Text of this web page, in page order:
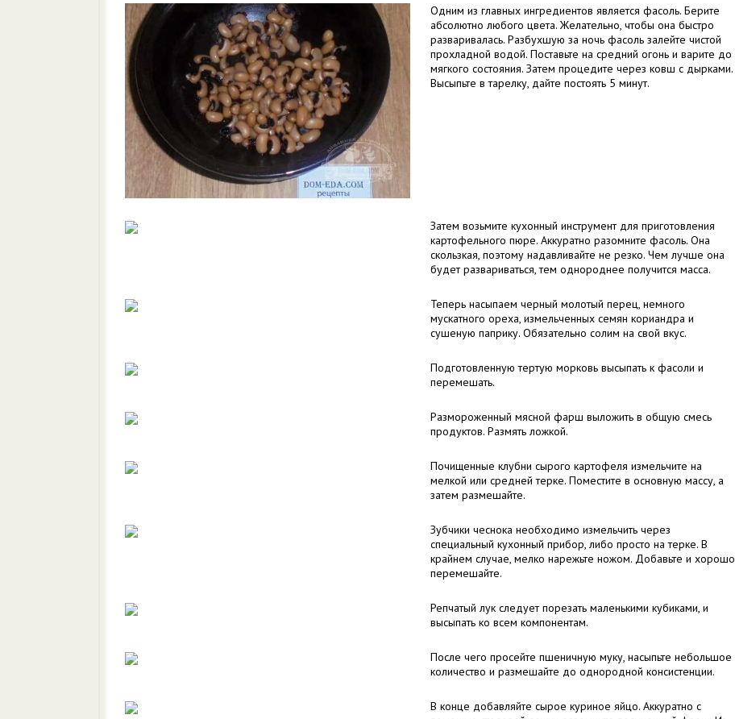
Одним из главных ингредиентов является фасоль. Берите
абсолютно любого цвета. Желательно, чтобы она быстро
разваривалась. Разбухшую за ночь фасоль залейте чистой
прохладной водой. Поставьте на средний огонь и варите до
мягкого состояния. Затем процедите через ковш с дырками.
Высыпьте в тарелку, дайте постоять 5 минут.
Затем возьмите кухонный инструмент для приготовления
картофельного пюре. Аккуратно разомните фасоль. Она
скользкая, поэтому надавливайте не резко. Чем лучше она
будет развариваться, тем однороднее получится масса.
Теперь насыпаем черный молотый перец, немного
мускатного ореха, измельченных семян кориандра и
сушеную паприку. Обязательно солим на свой вкус.
Подготовленную тертую морковь высыпать к фасоли и
перемешать.
Размороженный мясной фарш выложить в общую смесь
продуктов. Размять ложкой.
Почищенные клубни сырого картофеля измельчите на
мелкой или средней терке. Поместите в основную массу, а
затем размешайте.
Зубчики чеснока необходимо измельчить через
специальный кухонный прибор, либо просто на терке. В
крайнем случае, мелко нарежьте ножом. Добавьте и хорошо
перемешайте.
Репчатый лук следует порезать маленькими кубиками, и
высыпать ко всем компонентам.
После чего просейте пшеничную муку, насыпьте небольшое
количество и размешайте до однородной консистенции.
В конце добавляйте сырое куриное яйцо. Аккуратно с